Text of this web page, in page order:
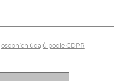
osobních údajů podle GDPR